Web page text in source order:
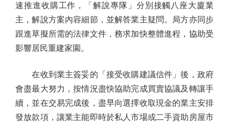
速推進收購工作，「解說專隊」分別接觸八座大廈業
主，解說方案內容細節，並解答業主疑問。局方亦同步
跟進草擬所需的法律文件，務求加快整體進程，協助受
影響居民重建家園。
在收到業主簽妥的「接受收購建議信件」後，政府
會盡最大努力，按情況盡快協助完成買賣協議及轉讓手
續，並在交易完成後，盡早向選擇收取現金的業主安排
發放款項，讓業主能即時於私人市場或二手資助房屋市